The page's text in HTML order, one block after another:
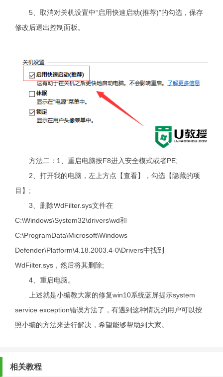
5、取消对关机设置中“启用快速启动(推荐)”的勾选，保存
修改后退出控制面板。
方法二：1、重启电脑按F8进入安全模式或者PE;
2、打开我的电脑，左上方点【查看】，勾选【隐藏的项
目】;
3、删除WdFilter.sys文件在
C:\Windows\System32\drivers\wd和
C:\ProgramData\Microsoft\Windows
Defender\Platform\4.18.2003.4-0\Drivers中找到
WdFilter.sys，然后将其删除;
4、重启电脑。
上述就是小编教大家的修复win10系统蓝屏提示system
service exception错误方法了，有遇到这种情况的用户可以按
照小编的方法来进行解决，希望能够帮助到大家。
相关教程